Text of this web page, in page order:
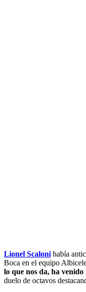
Lionel Scaloni había
Boca en el equipo
lo que nos da, ha venido
duelo de octavos